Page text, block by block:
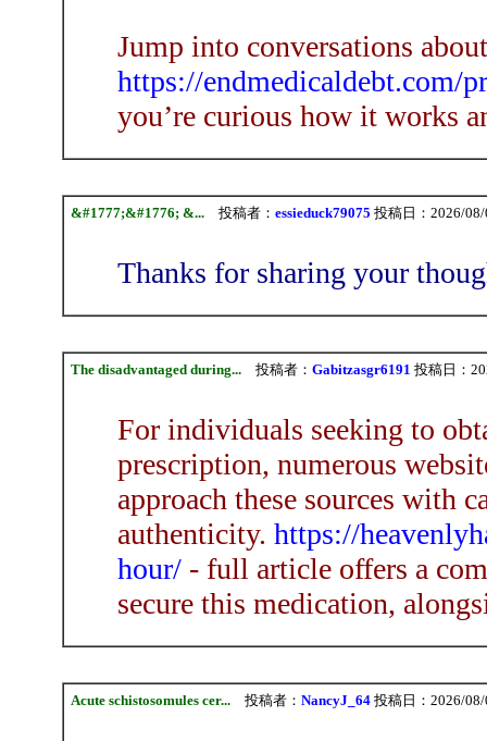
Jump into conversations about
https://endmedicaldebt.com/
you’re curious how it works
&#1777;&#1776; &...投稿者： essieduck79075 投稿日：2026/
Thanks for sharing your
The disadvantaged during...投稿者： Gabitzasgr6191 投稿日：
For individuals seeking to
prescription, numerous
approach these sources with
authenticity. https://
hour/- full article offers a
secure this medication,
Acute schistosomules cer...投稿者： NancyJ_64投稿日：2026/08/